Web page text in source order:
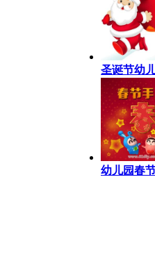
圣诞节幼
幼儿园春